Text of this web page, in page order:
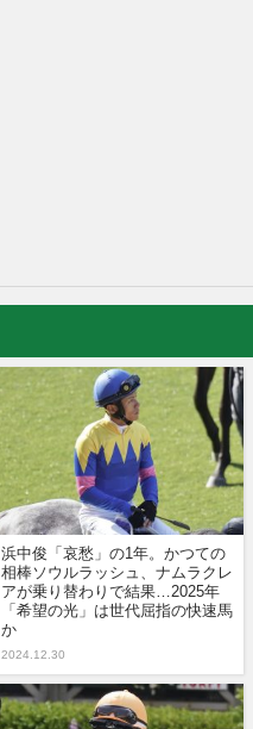
浜中俊「哀愁」の1年。かつての
相棒ソウルラッシュ、ナムラクレ
アが乗り替わりで結果…2025年
「希望の光」は世代屈指の快速馬
か
2024.12.30